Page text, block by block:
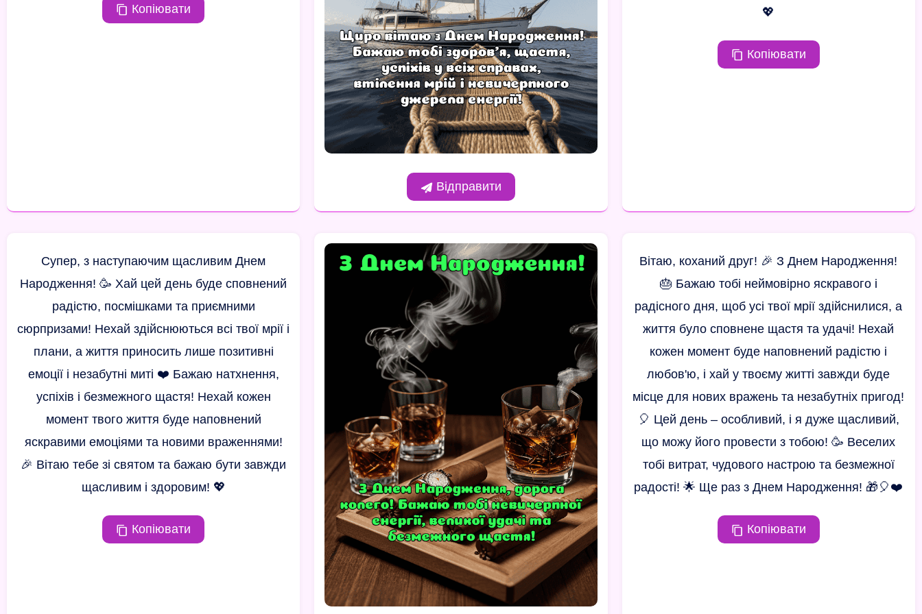
Копіювати
Відправити
💖
Копіювати
Супер, з наступаючим щасливим Днем
Народження! 🥳 Хай цей день буде сповнений
радістю, посмішками та приємними
сюрпризами! Нехай здійснюються всі твої мрії і
плани, а життя приносить лише позитивні
емоції і незабутні миті ❤️ Бажаю натхнення,
успіхів і безмежного щастя! Нехай кожен
момент твого життя буде наповнений
яскравими емоціями та новими враженнями!
🎉 Вітаю тебе зі святом та бажаю бути завжди
щасливим і здоровим! 💖
Копіювати
Вітаю, коханий друг! 🎉 З Днем Народження!
🎂 Бажаю тобі неймовірно яскравого і
радісного дня, щоб усі твої мрії здійснилися, а
життя було сповнене щастя та удачі! Нехай
кожен момент буде наповнений радістю і
любов'ю, і хай у твоєму житті завжди буде
місце для нових вражень та незабутніх пригод!
🎈 Цей день – особливий, і я дуже щасливий,
що можу його провести з тобою! 🥳 Веселих
тобі витрат, чудового настрою та безмежної
радості! 🌟 Ще раз з Днем Народження! 🎁🎈❤️
Копіювати